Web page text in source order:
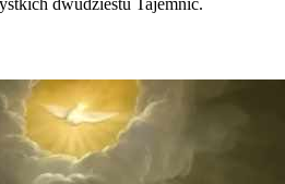
dwudziestu Tajemnic.